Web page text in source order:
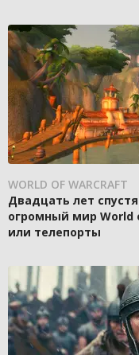
WORLD OF WARCRAFT
Двадцать лет
огромный мир
или телепорты